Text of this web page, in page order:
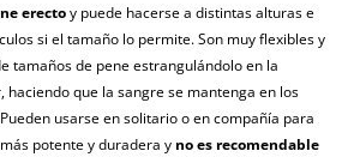
El martes 11 de agosto (fecha estimada)
erectoy puede hacerse a distintas alturas e
si el tamaño lo permite. Son muy flexibles y
tamaños de pene estrangulándolo en la
haciendo que la sangre se mantenga en los
usarse en solitario o en compañía para
potente y duradera y no es recomendable